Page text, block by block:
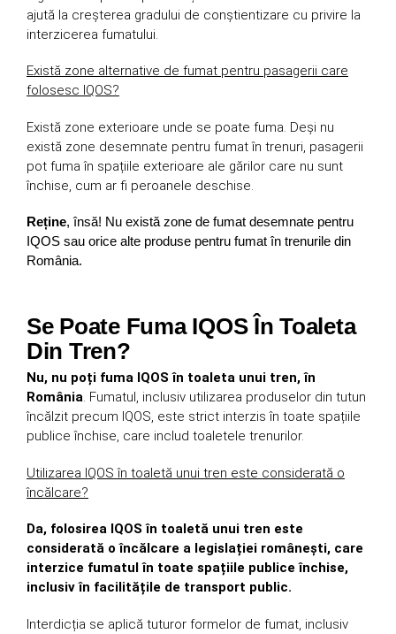
ajută la creșterea gradului de conștientizare cu privire la
interzicerea fumatului.
Există zone alternative de fumat pentru pasagerii care
folosesc IQOS?
Există zone exterioare unde se poate fuma. Deși nu
există zone desemnate pentru fumat în trenuri, pasagerii
pot fuma în spațiile exterioare ale gărilor care nu sunt
închise, cum ar fi peroanele deschise.
Reține, însă! Nu există zone de fumat desemnate pentru
IQOS sau orice alte produse pentru fumat în trenurile din
România.
Se Poate Fuma IQOS În Toaleta
Din Tren?
Nu, nu poți fuma IQOS în toaleta unui tren, în
România. Fumatul, inclusiv utilizarea produselor din tutun
încălzit precum IQOS, este strict interzis în toate spațiile
publice închise, care includ toaletele trenurilor.
Utilizarea IQOS în toaletă unui tren este considerată o
încălcare?
Da, folosirea IQOS în toaletă unui tren este
considerată o încălcare a legislației românești, care
interzice fumatul în toate spațiile publice închise,
inclusiv în facilitățile de transport public.
Interdicția se aplică tuturor formelor de fumat, inclusiv